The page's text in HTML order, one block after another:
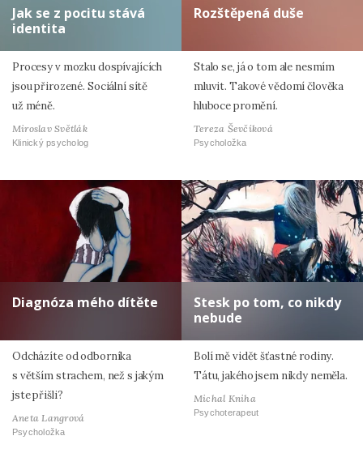
Jak se z pocitu stává
identita
Procesy v mozku dospívajících
jsou přirozené. Sociální sítě
už méně.
Miroslav Světlák
Klinický psycholog
Rozštěpená duše
Stalo se, já o tom ale nesmím
mluvit. Takové vědomí člověka
hluboce promění.
Tereza Ševčíková
Psycholožka
Diagnóza mého dítěte
Odcházíte od odborníka
s větším strachem, než s jakým
jste přišli?
Aneta Langrová
Psycholožka
Stesk po tom, co nikdy
nebude
Bolí mě vidět šťastné rodiny.
Tátu, jakého jsem nikdy neměla.
Michal Kniha
Psychoterapeut